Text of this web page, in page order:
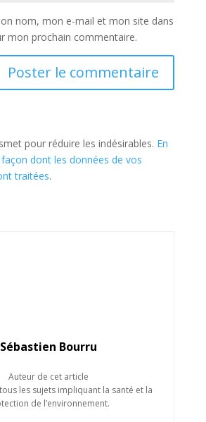
nom, mon e-mail et mon site dans
mon prochain commentaire.
pour réduire les indésirables. En
dont les données de vos
traitées.
Sébastien Bourru
Auteur de cet article
les sujets impliquant la santé et la
de l’environnement.